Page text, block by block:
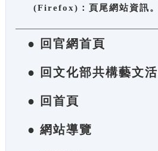
(Firefox)：頁尾網站資訊。
● 回官網首頁
● 回文化部共構藝文
● 回首頁
● 網站導覽